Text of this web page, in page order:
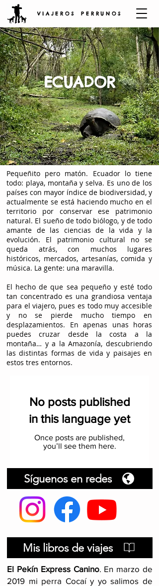
V I A J E R O S P E R R U N O S
ECUADOR
Pequeñito pero matón. Ecuador lo tiene
todo: playa, montaña y selva. Es uno de los
países con mayor índice de biodiversidad, y
actualmente se está haciendo mucho en el
territorio por conservar ese patrimonio
natural. El sueño de todo biólogo, y de todo
amante de las ciencias de la vida y la
evolución. El patrimonio cultural no se
queda atrás, con muchos lugares
históricos, mercados, artesanías, comida y
música. La gente: una maravilla.
El hecho de que sea pequeño y esté todo
tan concentrado es una grandiosa ventaja
para el viajero, pues es todo muy accesible
y no se pierde mucho tiempo en
desplazamientos. En apenas unas horas
puedes cruzar desde la costa a la
montaña… y a la Amazonía, descubriendo
las distintas formas de vida y paisajes en
estos tres entornos.
No posts published
in this language yet
Once posts are published,
you’ll see them here.
Síguenos en redes
Mis libros de viajes
El Pekín Express Canino. En marzo de
2019 mi perra Cocaí y yo salimos de